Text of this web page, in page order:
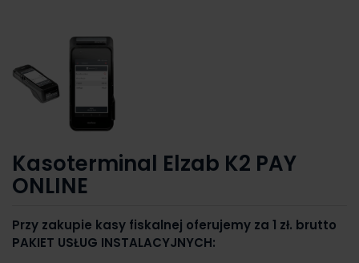
Kasoterminal Elzab K2 PAY
ONLINE
Przy zakupie kasy fiskalnej oferujemy za 1 zł. brutto
PAKIET USŁUG INSTALACYJNYCH: